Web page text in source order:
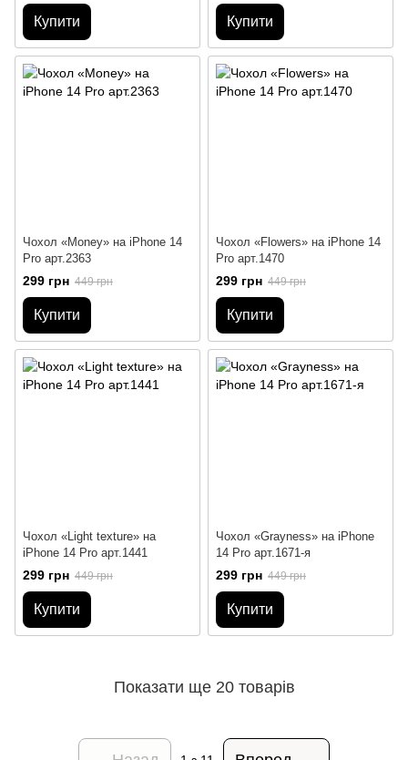
Купити Купити
Чохол «Money» на iPhone 14
Pro арт.2363
299 грн 449 грн
Купити
Чохол «Flowers» на iPhone 14
Pro арт.1470
299 грн 449 грн
Купити
Чохол «Light texture» на
iPhone 14 Pro арт.1441
299 грн 449 грн
Купити
Чохол «Grayness» на iPhone
14 Pro арт.1671-я
299 грн 449 грн
Купити
Показати ще 20 товарів